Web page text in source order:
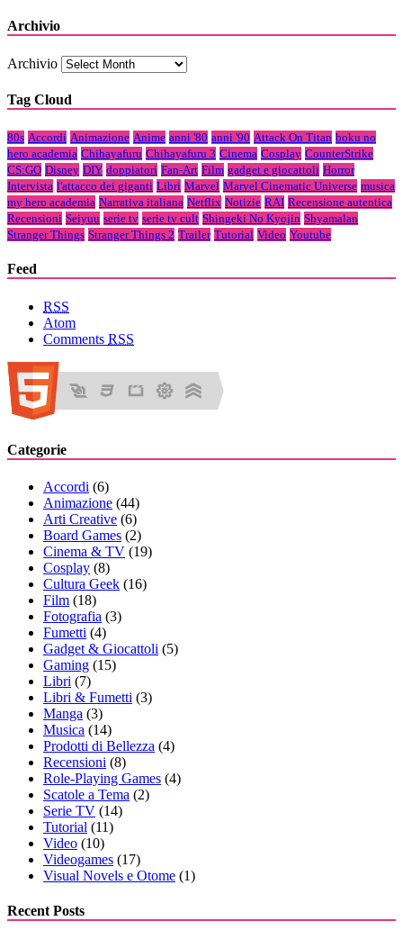
Archivio
Archivio
Tag Cloud
80s Accordi Animazione Anime anni '80 anni '90 Attack On Titan boku no
hero academia Chihayafuru Chihayafuru 3 Cinema Cosplay CounterStrike
CS:GO Disney DIY doppiatori Fan-Art Film gadget e giocattoli Horror
Intervista l'attacco dei giganti Libri Marvel Marvel Cinematic Universe musica
my hero academia Narrativa italiana Netflix Notizie RAI Recensione autentica
Recensioni Seiyuu serie tv serie tv cult Shingeki No Kyojin Shyamalan
Stranger Things Stranger Things 2 Trailer Tutorial Video Youtube
Feed
RSS
Atom
Comments RSS
Categorie
Accordi (6)
Animazione (44)
Arti Creative (6)
Board Games (2)
Cinema & TV (19)
Cosplay (8)
Cultura Geek (16)
Film (18)
Fotografia (3)
Fumetti (4)
Gadget & Giocattoli (5)
Gaming (15)
Libri (7)
Libri & Fumetti (3)
Manga (3)
Musica (14)
Prodotti di Bellezza (4)
Recensioni (8)
Role-Playing Games (4)
Scatole a Tema (2)
Serie TV (14)
Tutorial (11)
Video (10)
Videogames (17)
Visual Novels e Otome (1)
Recent Posts